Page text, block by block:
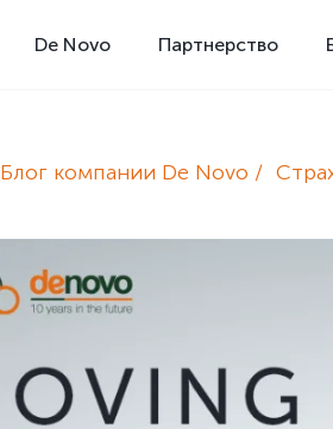
De Novo Партнерство
Блог компании De Novo